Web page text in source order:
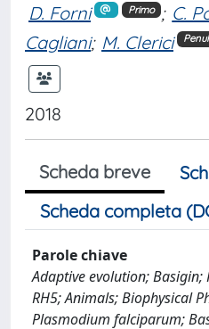
D. Forni Primo ; C.
Cagliani; M. Clerici
2018
Scheda breve
Scheda completa
Parole chiave
Adaptive evolution;
RH5; Animals; Biophysical
Plasmodium falciparum;